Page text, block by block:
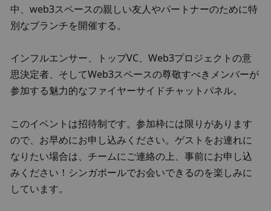
中、web3スペースの親しい友人やパートナーのために特
別なブランチを開催する。
インフルエンサー、トップVC、Web3プロジェクトの意
思決定者、そしてWeb3スペースの尊敬すべきメンバーが
参加する魅力的なファイヤーサイドチャットパネル。
このイベントは招待制です。参加枠には限りがあります
ので、お早めにお申し込みください。ゲストをお連れに
なりたい場合は、チームにご連絡の上、事前にお申し込
みください！シンガポールでお会いできるのを楽しみに
しています。